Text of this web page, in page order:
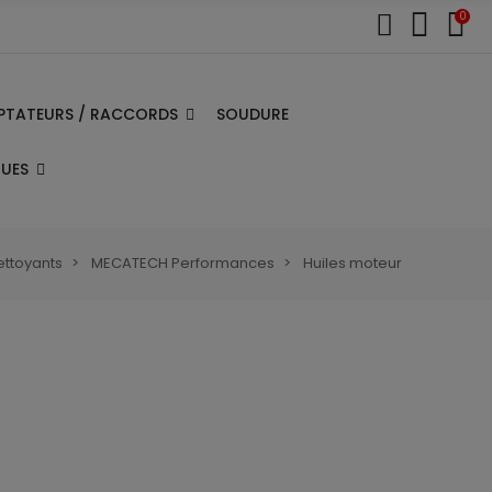
0
/ RACCORDS SOUDURE
MECATECH Performances Huiles moteur